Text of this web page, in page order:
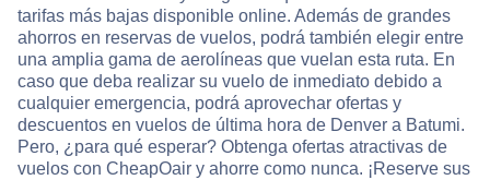
tarifas más bajas disponible online. Además de grandes
ahorros en reservas de vuelos, podrá también elegir entre
una amplia gama de aerolíneas que vuelan esta ruta. En
caso que deba realizar su vuelo de inmediato debido a
cualquier emergencia, podrá aprovechar ofertas y
descuentos en vuelos de última hora de Denver a Batumi.
Pero, ¿para qué esperar? Obtenga ofertas atractivas de
vuelos con CheapOair y ahorre como nunca. ¡Reserve sus